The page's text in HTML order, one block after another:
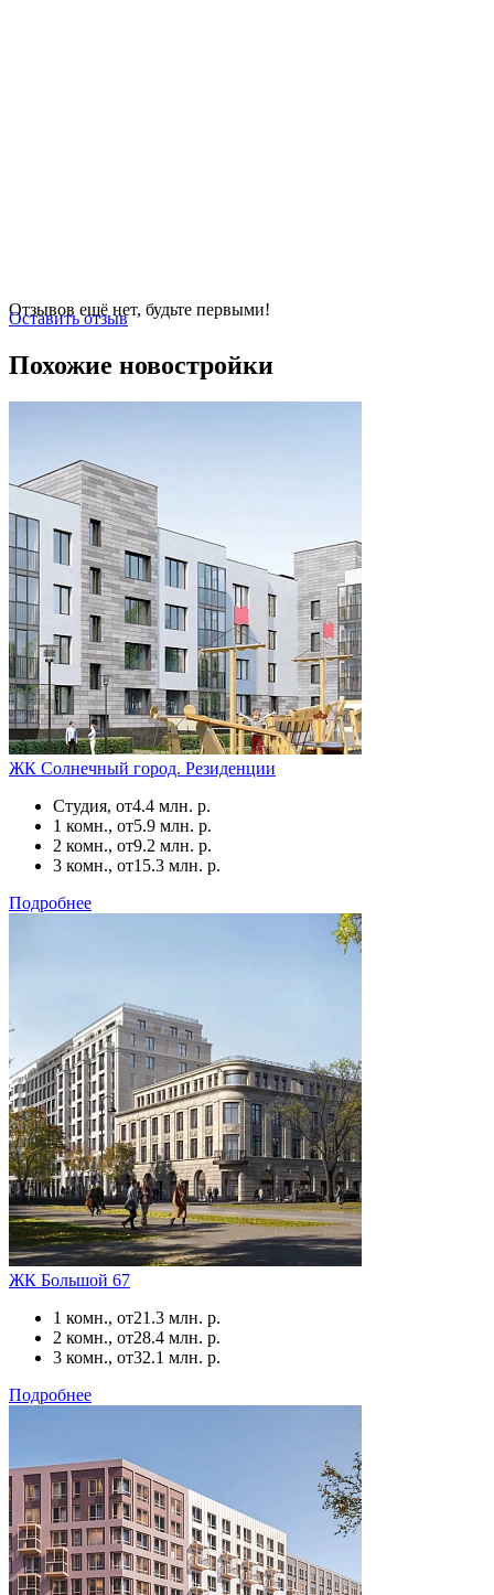
Отзывов ещё нет, будьте первыми!
Оставить отзыв
Похожие новостройки
ЖК Солнечный город. Резиденции
Студия, от4.4 млн. р.
1 комн., от5.9 млн. р.
2 комн., от9.2 млн. р.
3 комн., от15.3 млн. р.
Подробнее
ЖК Большой 67
1 комн., от21.3 млн. р.
2 комн., от28.4 млн. р.
3 комн., от32.1 млн. р.
Подробнее